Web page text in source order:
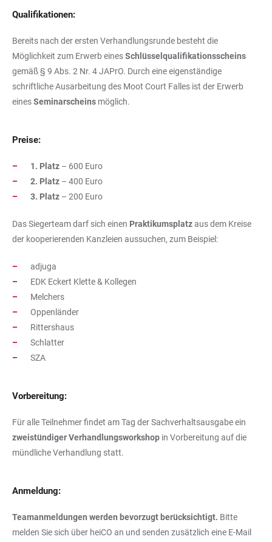
Qualifikationen:
Bereits nach der ersten Verhandlungsrunde besteht die
Möglichkeit zum Erwerb einesSchlüsselqualifikationsscheins
gemäß § 9 Abs. 2 Nr. 4 JAPrO. Durch eine eigenständige
schriftliche Ausarbeitung des Moot Court Falles ist der Erwerb
einesSeminarscheins möglich.
Preise:
1. Platz – 600 Euro
2. Platz – 400 Euro
3. Platz – 200 Euro
Das Siegerteam darf sich einen Praktikumsplatzaus dem Kreise
der kooperierenden Kanzleien aussuchen, zum Beispiel:
adjuga
EDK Eckert Klette & Kollegen
Melchers
Oppenländer
Rittershaus
Schlatter
SZA
Vorbereitung:
Für alle Teilnehmer findet am Tag der Sachverhaltsausgabe ein
zweistündiger Verhandlungsworkshop in Vorbereitung auf die
mündliche Verhandlung statt.
Anmeldung:
Teamanmeldungen werden bevorzugt berücksichtigt. Bitte
melden Sie sich über heiCO an und senden zusätzlich eine E-Mail